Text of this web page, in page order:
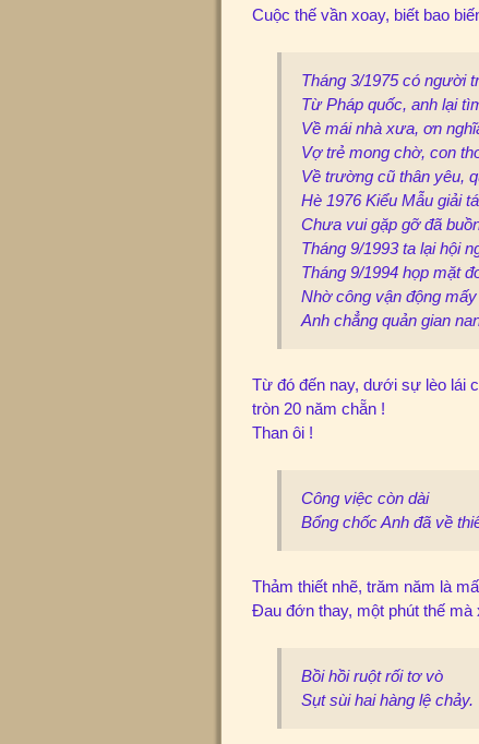
Cuộc thế vần xoay, biết bao
Tháng 3/1975 có người
Từ Pháp quốc, anh lại
Về mái nhà xưa, ơn
Vợ trẻ mong chờ, con
Về trường cũ thân yêu,
Hè 1976 Kiểu Mẫu giải
Chưa vui gặp gỡ đã
Tháng 9/1993 ta lại hội
Tháng 9/1994 họp mặt
Nhờ công vận động
Anh chẳng quản gian
Từ đó đến nay, dưới sự lèo lái
tròn 20 năm chẵn !
Than ôi !
Công việc còn dài
Bổng chốc Anh đã về
Thảm thiết nhẽ, trăm năm là
Đau đớn thay, một phút thế
Bồi hồi ruột rối tơ vò
Sụt sùi hai hàng lệ chảy.